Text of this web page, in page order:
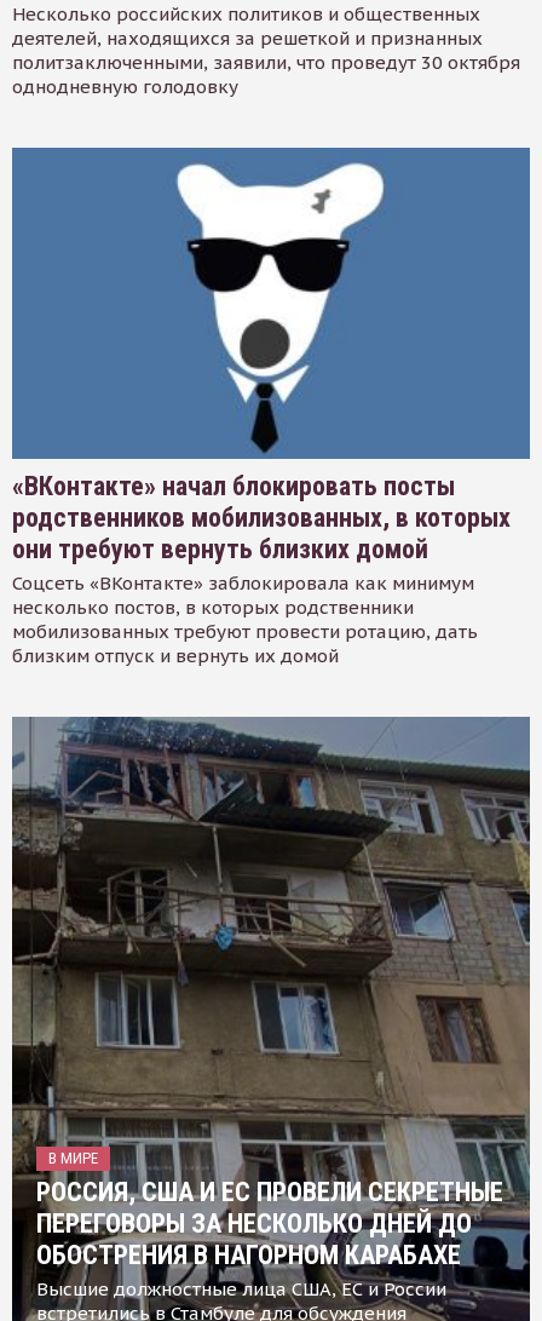
Несколько российских политиков и общественных
деятелей, находящихся за решеткой и признанных
политзаключенными, заявили, что проведут 30 октября
однодневную голодовку
«ВКонтакте» начал блокировать посты
родственников мобилизованных, в которых
они требуют вернуть близких домой
Соцсеть «ВКонтакте» заблокировала как минимум
несколько постов, в которых родственники
мобилизованных требуют провести ротацию, дать
близким отпуск и вернуть их домой
В МИРЕ
РОССИЯ, США И ЕС ПРОВЕЛИ СЕКРЕТНЫЕ
ПЕРЕГОВОРЫ ЗА НЕСКОЛЬКО ДНЕЙ ДО
ОБОСТРЕНИЯ В НАГОРНОМ КАРАБАХЕ
Высшие должностные лица США, ЕС и России
встретились в Стамбуле для обсуждения